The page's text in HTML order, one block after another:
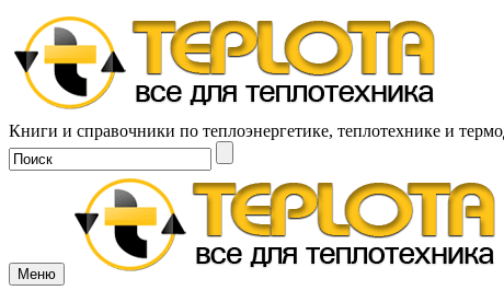
Книги и справочники по теплоэнергетике, теплотехнике и
Меню